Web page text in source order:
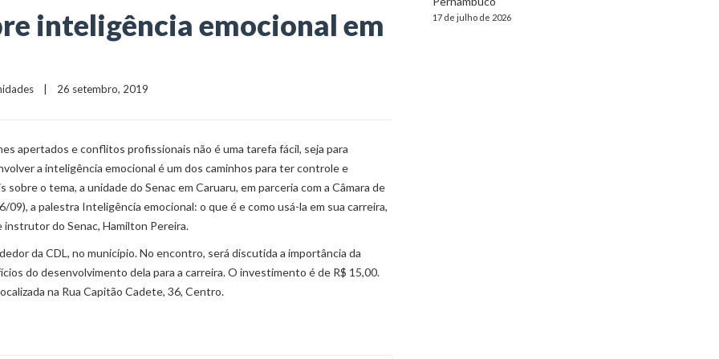
inteligência emocional em
    |    26 setembro, 2019
apertados e conflitos profissionais não é uma tarefa fácil, seja para
a inteligência emocional é um dos caminhos para ter controle e
o tema, a unidade do Senac em Caruaru, em parceria com a Câmara de
a palestra Inteligência emocional: o que é e como usá-la em sua carreira,
do Senac, Hamilton Pereira.
da CDL, no município. No encontro, será discutida a importância da
do desenvolvimento dela para a carreira. O investimento é de R$ 15,00.
na Rua Capitão Cadete, 36, Centro.
17 de julho de 2026